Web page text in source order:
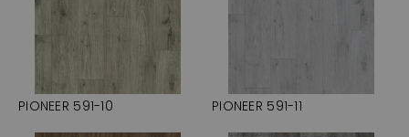
PIONEER 591-10 PIONEER 591-11